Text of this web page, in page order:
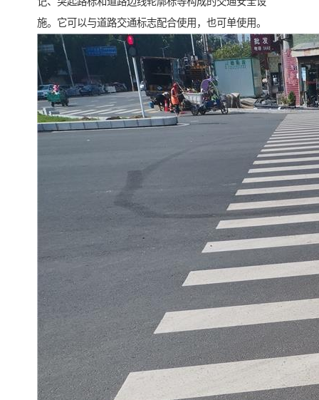
施。它可以与道路交通标志配合使用，也可单使用。